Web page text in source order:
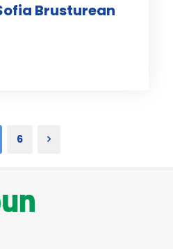
Brusturean
6